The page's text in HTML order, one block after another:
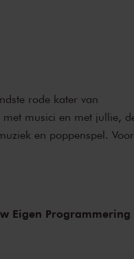
rode kater van
musici en met jullie,
en poppenspel. Voor
Eigen Programmering